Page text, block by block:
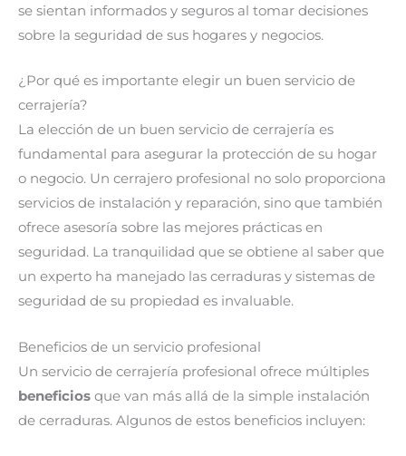
se sientan informados y seguros al tomar decisiones
sobre la seguridad de sus hogares y negocios.
¿Por qué es importante elegir un buen servicio de
cerrajería?
La elección de un buen servicio de cerrajería es
fundamental para asegurar la protección de su hogar
o negocio. Un cerrajero profesional no solo proporciona
servicios de instalación y reparación, sino que también
ofrece asesoría sobre las mejores prácticas en
seguridad. La tranquilidad que se obtiene al saber que
un experto ha manejado las cerraduras y sistemas de
seguridad de su propiedad es invaluable.
Beneficios de un servicio profesional
Un servicio de cerrajería profesional ofrece múltiples
beneficios que van más allá de la simple instalación
de cerraduras. Algunos de estos beneficios incluyen: